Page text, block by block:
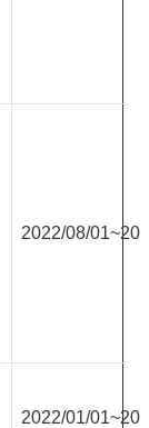
2022/08/
2022/01/